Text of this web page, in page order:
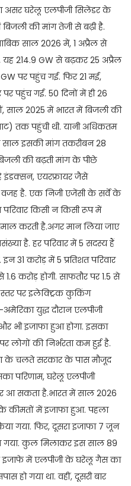
असर घरेलू एलपीजी सिलेंडर के
की मांग तेजी से बढ़ी है.
साल 2026 में, 1 अप्रैल से
यह 214.9 GW से बढ़कर 25 अप्रैल
पर पहुंच गई. फिर 21 मई,
पहुंच गई. 50 दिनों में ही 26
साल 2025 में भारत में बिजली की
तक पहुंची थी. यानी अधिकतम
इसकी मांग तकरीबन 28
की बढ़ती मांग के पीछे
एयरफ्रायर जैसे
है. एक निजी एजेंसी के सर्वे के
किसी न किसी रूप में
करती है.अगर मान लिया जाए
है. हर परिवार में 5 सदस्य हैं
31 करोड़ में 5 प्रतिशत परिवार
करोड़ होगी. साफतौर पर 1.5 से
स्तर पर इलेक्ट्रिक कुकिंग
युद्ध दौरान एलपीजी
भी इजाफा हुआ होगा. इसका
लोगों की निर्भरता कम हुई है.
के चलते सरकार के पास मौजूद
परिणाम, घरेलू एलपीजी
आ सकता है.भारत में साल 2026
के कीमतों में इजाफा हुआ. पहला
गया. फिर, दूसरा इजाफा 7 जून
गया. कुल मिलाकर इस साल 89
इजाफे में एलपीजी के घरेलू गैस का
हो गया था. वहीं, दूसरी बार